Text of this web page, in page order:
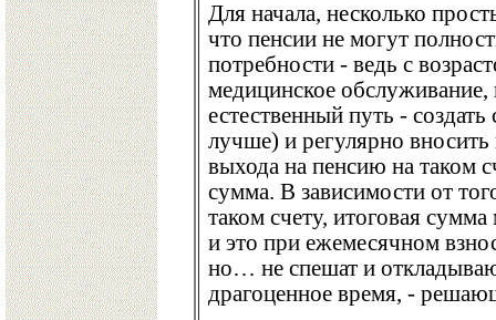
Для начала, несколько
что пенсии не могут
потребности - ведь с
медицинское
естественный путь -
лучше) и регулярно
выхода на пенсию на таком
сумма. В зависимости от
таком счету, итоговая
и это при ежемесячном
но… не спешат и
драгоценное время, -